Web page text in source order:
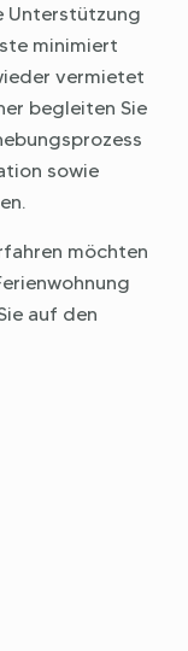
Unterstützung
minimiert
vermietet
begleiten Sie
sowie
möchten
auf den